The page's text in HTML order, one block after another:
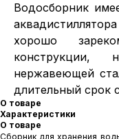
Водосборник
хорошо
нержавеющей
длительный срок
О товаре
Характеристики
О товаре
Сборник для хранения